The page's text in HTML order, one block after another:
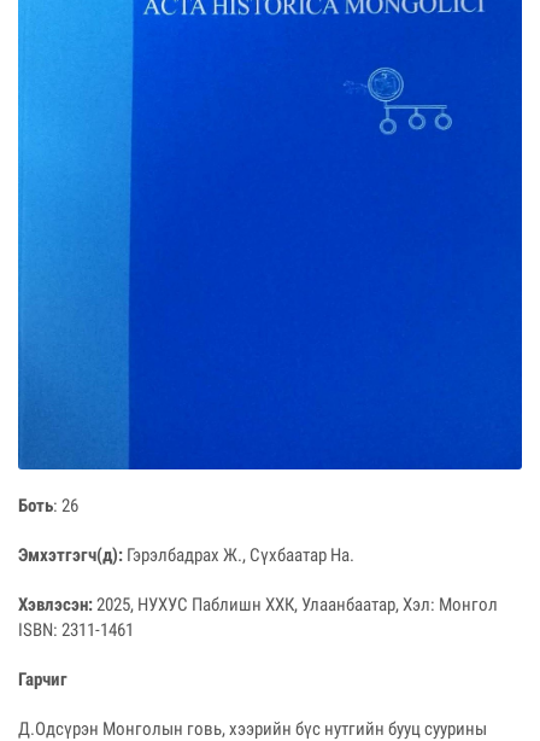
Боть: 26
Эмхэтгэгч(д): Гэрэлбадрах Ж., Сүхбаатар На.
Хэвлэсэн:2025, НУХУС Паблишн ХХК, Улаанбаатар, Хэл: Монгол
ISBN: 2311-1461
Гарчиг
Д.Одсүрэн Монголын говь, хээрийн бүс нутгийн бууц суурины